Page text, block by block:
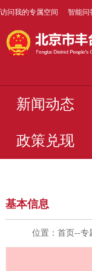
访问我的专属空间 智能问
新闻动态
政策兑现
基本信息
位置：首页--专